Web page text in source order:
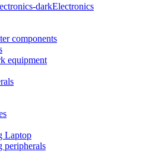
Electronics
components
equipment
Laptop
peripherals